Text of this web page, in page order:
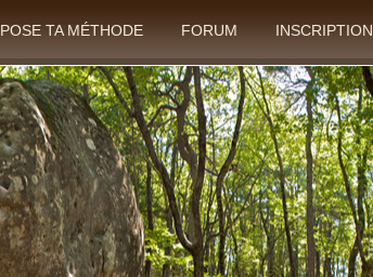
POSE TA MÉTHODE FORUM INSCRIPTION